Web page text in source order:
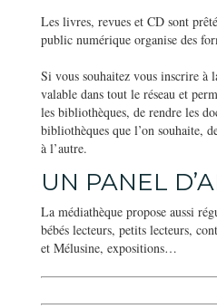
Les livres, revues et CD sont
public numérique organise des
Si vous souhaitez vous inscrire à
valable dans tout le réseau et
les bibliothèques, de rendre les
bibliothèques que l’on souhaite,
à l’autre.
UN PANEL
La médiathèque propose aussi
bébés lecteurs, petits lecteurs,
et Mélusine, expositions…